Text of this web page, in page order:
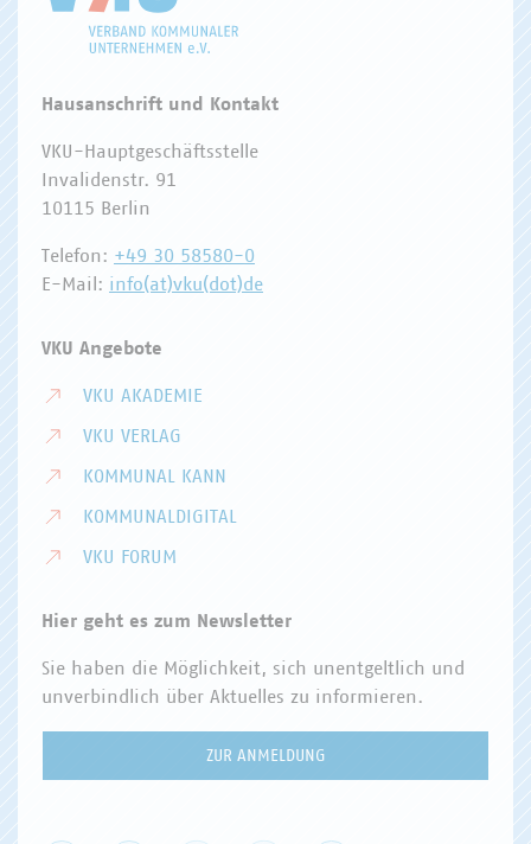
Hausanschrift und Kontakt
VKU-Hauptgeschäftsstelle
Invalidenstr. 91
10115 Berlin
Telefon: +49 30 58580-0
E-Mail: info(at)vku(dot)de
VKU Angebote
VKU AKADEMIE
VKU VERLAG
KOMMUNAL KANN
KOMMUNALDIGITAL
VKU FORUM
Hier geht es zum Newsletter
Sie haben die Möglichkeit, sich unentgeltlich und
unverbindlich über Aktuelles zu informieren.
ZUR ANMELDUNG